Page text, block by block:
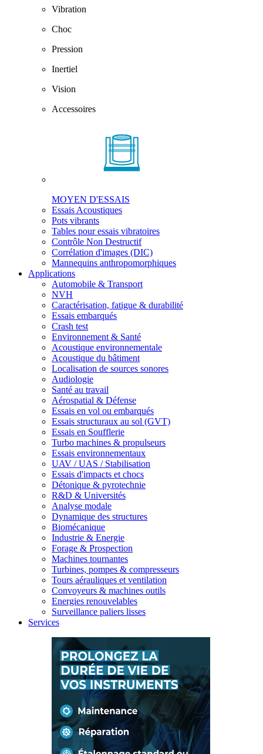
Vibration
Choc
Pression
Inertiel
Vision
Accessoires
MOYEN D'ESSAIS
Essais Acoustiques
Pots vibrants
Tables pour essais vibratoires
Contrôle Non Destructif
Corrélation d'images (DIC)
Mannequins anthropomorphiques
Applications
Automobile & Transport
NVH
Caractérisation, fatigue & durabilité
Essais embarqués
Crash test
Environnement & Santé
Acoustique environnementale
Acoustique du bâtiment
Localisation de sources sonores
Audiologie
Santé au travail
Aérospatial & Défense
Essais en vol ou embarqués
Essais structuraux au sol (GVT)
Essais en Soufflerie
Turbo machines & propulseurs
Essais environnementaux
UAV / UAS / Stabilisation
Essais d'impacts et chocs
Détonique & pyrotechnie
R&D & Universités
Analyse modale
Dynamique des structures
Biomécanique
Industrie & Energie
Forage & Prospection
Machines tournantes
Turbines, pompes & compresseurs
Tours aérauliques et ventilation
Convoyeurs & machines outils
Energies renouvelables
Surveillance paliers lisses
Services